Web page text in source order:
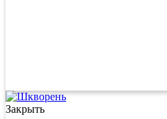
Закрыть